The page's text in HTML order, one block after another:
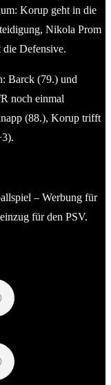
Korup geht in die
Nikola Prom
Defensive.
Barck (79.) und
noch einmal
(88.), Korup trifft
– Werbung für
für den PSV.